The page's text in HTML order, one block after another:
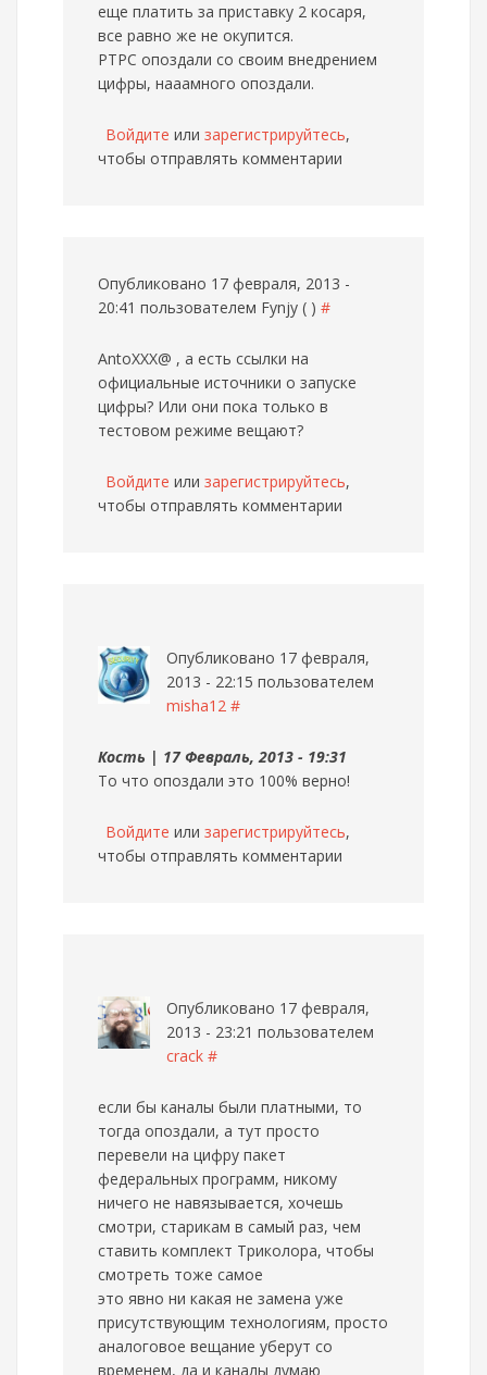
еще платить за приставку 2 косаря,
все равно же не окупится.
РТРС опоздали со своим внедрением
цифры, нааамного опоздали.
Войдите или зарегистрируйтесь,
чтобы отправлять комментарии
Опубликовано 17 февраля, 2013 -
20:41 пользователем Fynjy ( ) #
AntoXXX@ , а есть ссылки на
официальные источники о запуске
цифры? Или они пока только в
тестовом режиме вещают?
Войдите или зарегистрируйтесь,
чтобы отправлять комментарии
Опубликовано 17 февраля,
2013 - 22:15 пользователем
misha12 #
Кость | 17 Февраль, 2013 - 19:31
То что опоздали это 100% верно!
Войдите или зарегистрируйтесь,
чтобы отправлять комментарии
Опубликовано 17 февраля,
2013 - 23:21 пользователем
crack #
если бы каналы были платными, то
тогда опоздали, а тут просто
перевели на цифру пакет
федеральных программ, никому
ничего не навязывается, хочешь
смотри, старикам в самый раз, чем
ставить комплект Триколора, чтобы
смотреть тоже самое
это явно ни какая не замена уже
присутствующим технологиям, просто
аналоговое вещание уберут со
временем, да и каналы думаю